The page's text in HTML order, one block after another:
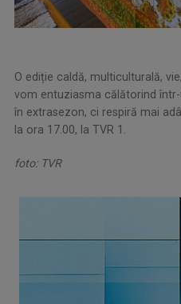
O ediție caldă, multiculturală,
vom entuziasma călătorind
în extrasezon, ci respiră mai
la ora 17.00, la TVR 1.
foto: TVR